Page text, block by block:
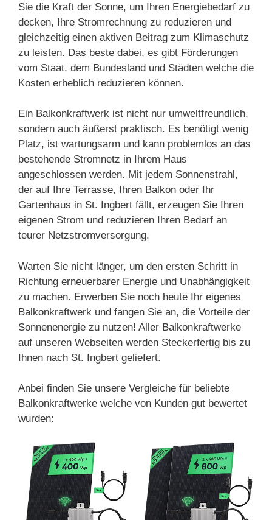
Sie die Kraft der Sonne, um Ihren Energiebedarf zu
decken, Ihre Stromrechnung zu reduzieren und
gleichzeitig einen aktiven Beitrag zum Klimaschutz
zu leisten. Das beste dabei, es gibt Förderungen
vom Staat, dem Bundesland und Städten welche die
Kosten erheblich reduzieren können.
Ein Balkonkraftwerk ist nicht nur umweltfreundlich,
sondern auch äußerst praktisch. Es benötigt wenig
Platz, ist wartungsarm und kann problemlos an das
bestehende Stromnetz in Ihrem Haus
angeschlossen werden. Mit jedem Sonnenstrahl,
der auf Ihre Terrasse, Ihren Balkon oder Ihr
Gartenhaus in St. Ingbert fällt, erzeugen Sie Ihren
eigenen Strom und reduzieren Ihren Bedarf an
teurer Netzstromversorgung.
Warten Sie nicht länger, um den ersten Schritt in
Richtung erneuerbarer Energie und Unabhängigkeit
zu machen. Erwerben Sie noch heute Ihr eigenes
Balkonkraftwerk und fangen Sie an, die Vorteile der
Sonnenenergie zu nutzen! Aller Balkonkraftwerke
auf unseren Webseiten werden Steckerfertig bis zu
Ihnen nach St. Ingbert geliefert.
Anbei finden Sie unsere Vergleiche für beliebte
Balkonkraftwerke welche von Kunden gut bewertet
wurden: